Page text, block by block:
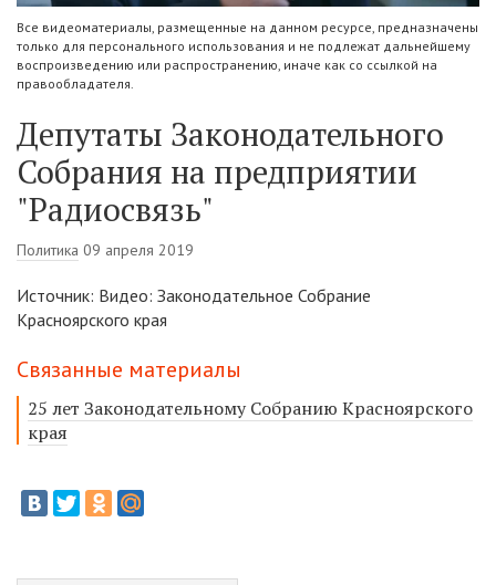
Все видеоматериалы, размещенные на данном ресурсе, предназначены
только для персонального использования и не подлежат дальнейшему
воспроизведению или распространению, иначе как со ссылкой на
правообладателя.
Депутаты Законодательного
Собрания на предприятии
"Радиосвязь"
Политика 09 апреля 2019
Источник: Видео: Законодательное Собрание
Красноярского края
Связанные материалы
25 лет Законодательному Собранию Красноярского
края